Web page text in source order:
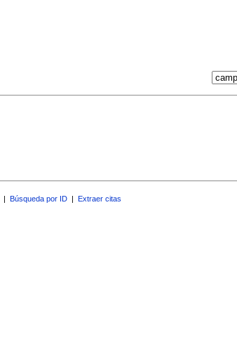
| Búsqueda por ID | Extraer citas